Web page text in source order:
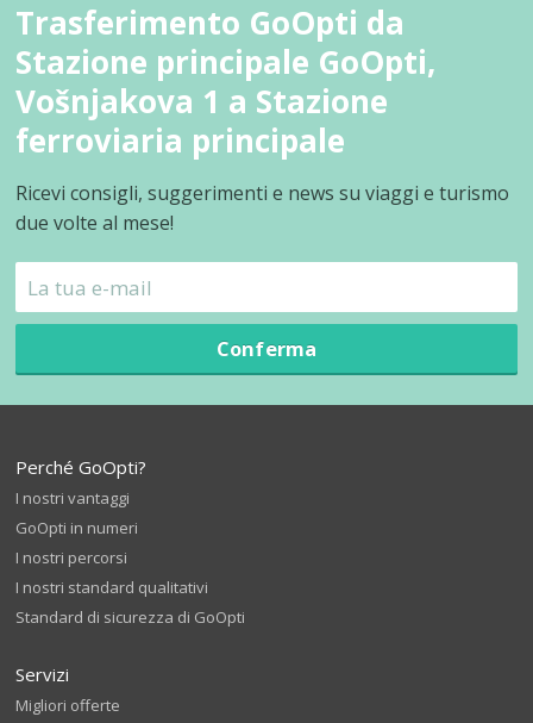
Trasferimento GoOpti da
Stazione principale GoOpti,
Vošnjakova 1 a Stazione
ferroviaria principale
Ricevi consigli, suggerimenti e news su viaggi e turismo
due volte al mese!
Conferma
Perché GoOpti?
I nostri vantaggi
GoOpti in numeri
I nostri percorsi
I nostri standard qualitativi
Standard di sicurezza di GoOpti
Servizi
Migliori offerte